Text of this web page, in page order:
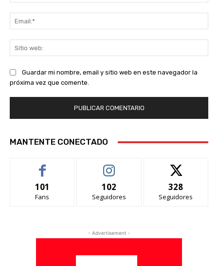
Guardar mi nombre, email y sitio web en este navegador la
próxima vez que comente.
MANTENTE CONECTADO
101
Fans
102
Seguidores
328
Seguidores
- Advertisement -